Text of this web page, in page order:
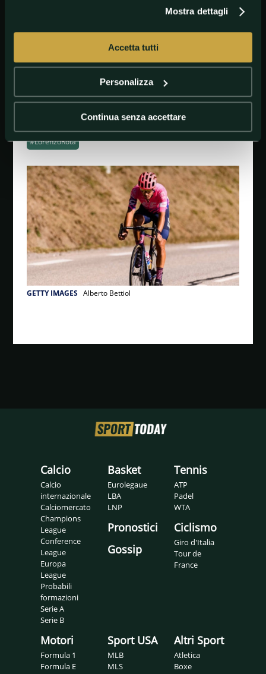
Mostra dettagli
Accetta tutti
Personalizza
Continua senza accettare
Bettiol si è imposto a una cinquantina di metri dalla
giovanissimo Bettiol rivolse delle domande per una
#Campionatiitalianidiciclismosustrada
#LorenzoRota
GETTY IMAGES Alberto Bettiol
Calcio
Calcio
internazionale
Calciomercato
Champions
League
Conference
League
Europa
League
Probabili
formazioni
Serie A
Serie B
Basket
Eurolegaue
LBA
LNP
Pronostici
Gossip
Tennis
ATP
Padel
WTA
Ciclismo
Giro d'Italia
Tour de
France
Motori
Formula 1
Formula E
Sport USA
MLB
MLS
Altri Sport
Atletica
Boxe